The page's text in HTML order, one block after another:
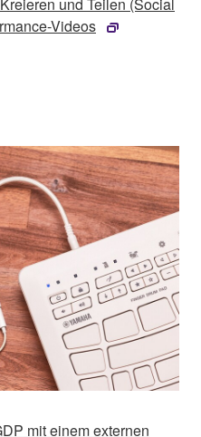
Videos
mit einem externen